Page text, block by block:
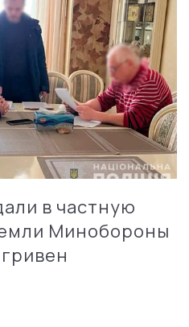
в частную
Минобороны